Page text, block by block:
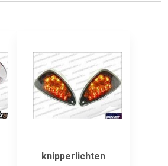
knipperlichten